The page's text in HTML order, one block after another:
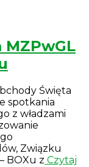
MZPwGL
Święta
spotkania
z władzami
Związku
BOXu z Czytaj